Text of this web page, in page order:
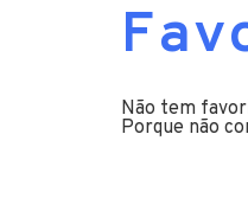
Não tem
Porque não